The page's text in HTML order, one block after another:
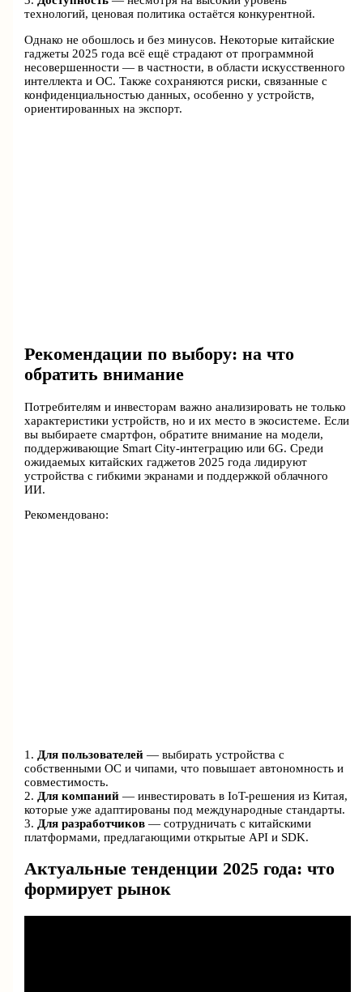
технологий, ценовая политика остаётся конкурентной.
Однако не обошлось и без минусов. Некоторые китайские
гаджеты 2025 года всё ещё страдают от программной
несовершенности — в частности, в области искусственного
интеллекта и ОС. Также сохраняются риски, связанные с
конфиденциальностью данных, особенно у устройств,
ориентированных на экспорт.
Рекомендации по выбору: на что
обратить внимание
Потребителям и инвесторам важно анализировать не только
характеристики устройств, но и их место в экосистеме. Если
вы выбираете смартфон, обратите внимание на модели,
поддерживающие Smart City-интеграцию или 6G. Среди
ожидаемых китайских гаджетов 2025 года лидируют
устройства с гибкими экранами и поддержкой облачного
ИИ.
Рекомендовано:
1.Для пользователей — выбирать устройства с
собственными ОС и чипами, что повышает автономность и
совместимость.
2.Для компаний — инвестировать в IoT-решения из Китая,
которые уже адаптированы под международные стандарты.
3.Для разработчиков — сотрудничать с китайскими
платформами, предлагающими открытые API и SDK.
Актуальные тенденции 2025 года: что
формирует рынок